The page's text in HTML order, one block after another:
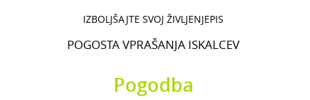
IZBOLJŠAJTE SVOJ ŽIVLJENJEPIS
POGOSTA VPRAŠANJA ISKALCEV
Pogodba